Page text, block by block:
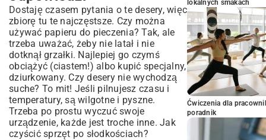
Dostaję czasem pytania o te desery, więc
zbiorę tu te najczęstsze. Czy można
używać papieru do pieczenia? Tak, ale
trzeba uważać, żeby nie latał i nie
dotknął grzałki. Najlepiej go czymś
obciążyć (ciastem!) albo kupić specjalny,
dziurkowany. Czy desery nie wychodzą
suche? To mit! Jeśli pilnujesz czasu i
temperatury, są wilgotne i pyszne.
Trzeba po prostu wyczuć swoje
urządzenie, każde jest troche inne. Jak
czyścić sprzęt po słodkościach?
lokalnych smakach
Ćwiczenia dla
poradnik